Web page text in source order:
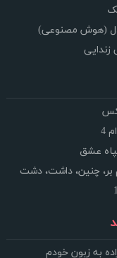
دل (هوش مصنوعی)
عشق
بر، چنین، داشت، دشت
به زبون خودم